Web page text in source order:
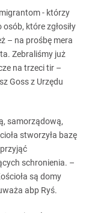
- którzy
które zgłosiły
– na prośbę mera
Zebraliśmy już
na trzeci tir –
Goss z Urzędu
samorządową,
stworzyła bazę
schronienia. –
są domy
abp Ryś.